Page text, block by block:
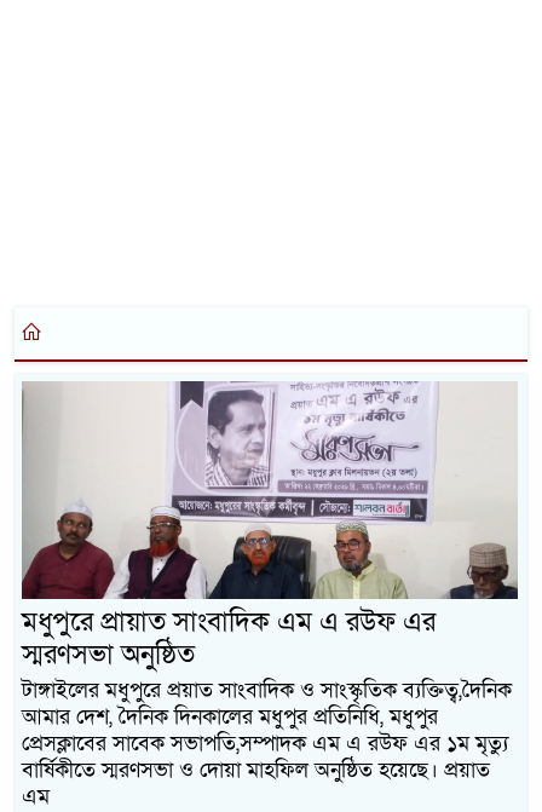
মধুপুরে প্রায়াত সাংবাদিক এম এ রউফ এর
স্মরণসভা অনুষ্ঠিত
টাঙ্গাইলের মধুপুরে প্রয়াত সাংবাদিক ও সাংস্কৃতিক ব্যক্তিত্ব,দৈনিক
আমার দেশ, দৈনিক দিনকালের মধুপুর প্রতিনিধি, মধুপুর
প্রেসক্লাবের সাবেক সভাপতি,সম্পাদক এম এ রউফ এর ১ম মৃত্যু
বার্ষিকীতে স্মরণসভা ও দোয়া মাহফিল অনুষ্ঠিত হয়েছে। প্রয়াত
এম